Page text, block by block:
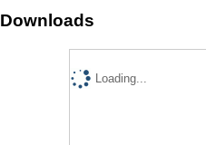
Downloads
Loading...